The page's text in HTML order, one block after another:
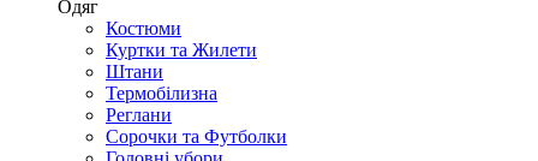
Одяг
Костюми
Куртки та Жилети
Штани
Термобілизна
Реглани
Сорочки та Футболки